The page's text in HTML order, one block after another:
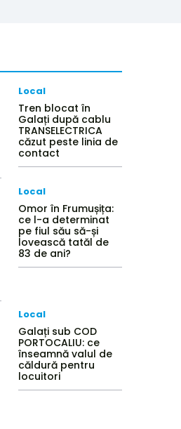
Local
Tren blocat în
Galați după cablu
TRANSELECTRICA
căzut peste linia de
contact
Local
Omor în Frumușița:
ce l-a determinat
pe fiul său să-și
lovească tatăl de
83 de ani?
Local
Galați sub COD
PORTOCALIU: ce
înseamnă valul de
căldură pentru
locuitori